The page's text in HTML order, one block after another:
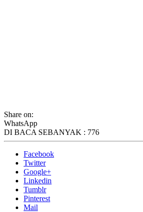
Share on:
WhatsApp
DI BACA SEBANYAK : 776
Facebook
Twitter
Google+
Linkedin
Tumblr
Pinterest
Mail